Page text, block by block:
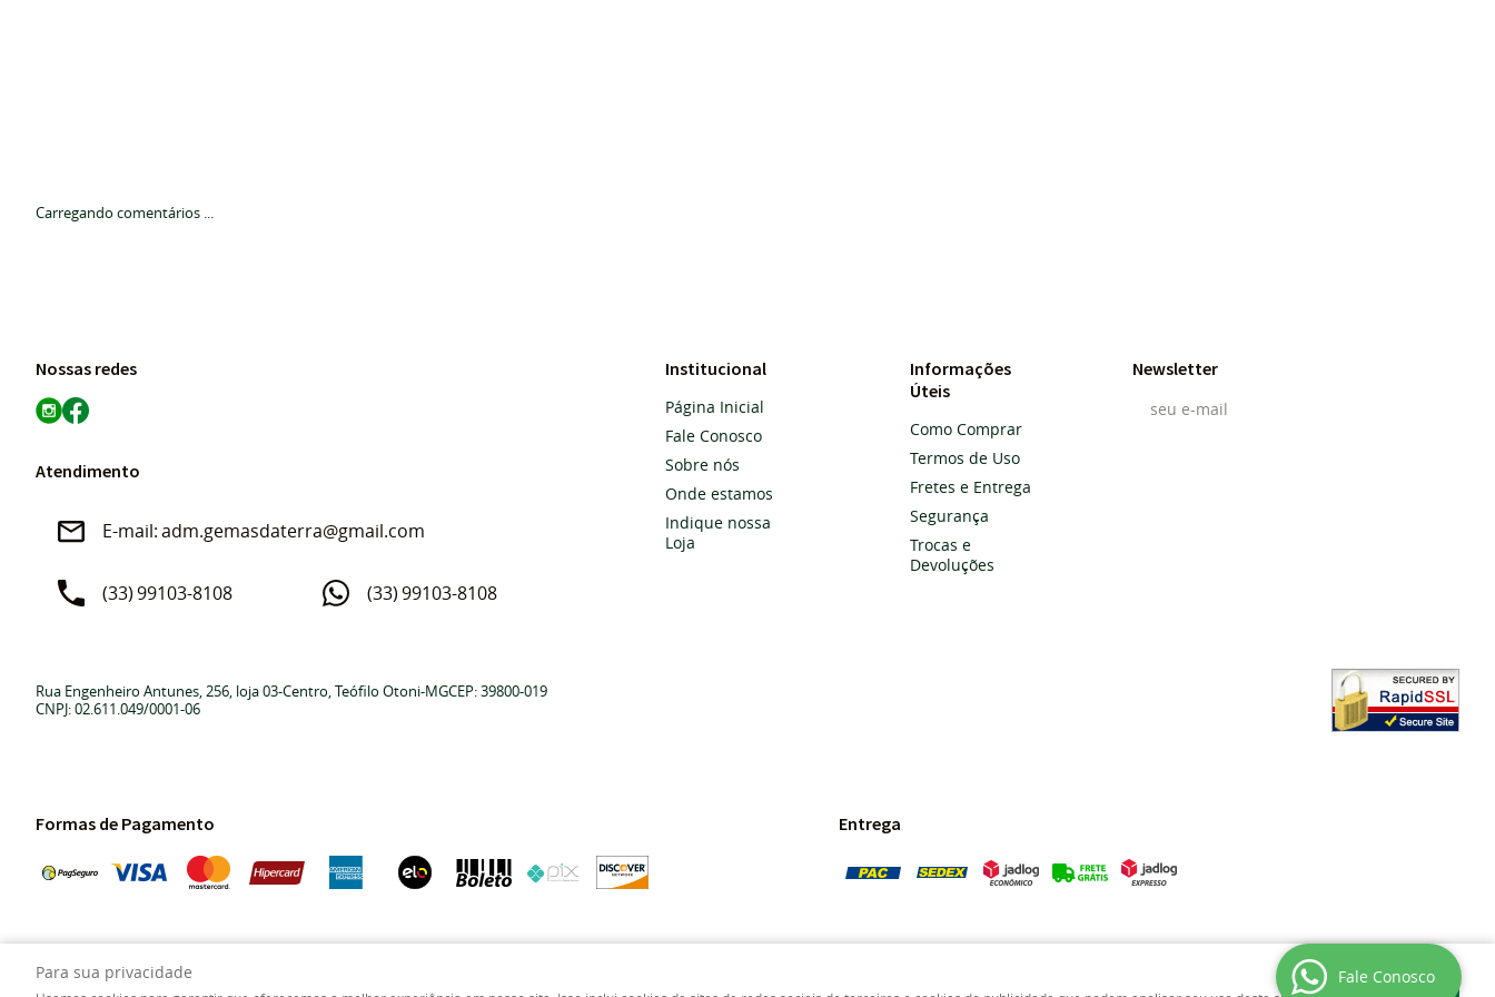
Carregando comentários ...
Nossas redes
Atendimento
(33)99103-8108 (33)99103-8108
adm.gemasdaterra@gmail.com
Institucional
Página Inicial
Fale Conosco
Sobre nós
Onde estamos
Indique nossa
Loja
Informações
Úteis
Como Comprar
Termos de Uso
Fretes e Entrega
Segurança
Trocas e
Devoluções
Newsletter
Rua Engenheiro Antunes, 256, loja 03-Centro, Teófilo Otoni-MGCEP: 39800-019
CNPJ: 02.611.049/0001-06
Formas de Pagamento Entrega
Para sua privacidade Fale Conosco